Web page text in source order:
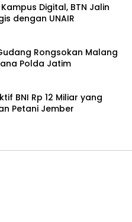
Digital, BTN Jalin
dengan UNAIR
Rongsokan Malang
Polda Jatim
BNI Rp 12 Miliar yang
Petani Jember